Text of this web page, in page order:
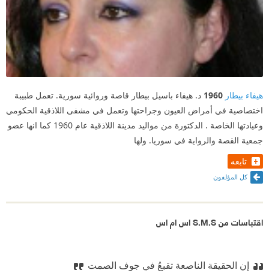
هيفاء بيطار 1960 د. هيفاء باسيل بيطار قاصة وروائية سورية. تعمل طبيبة
اختصاصية في أمراض العيون وجراحتها وتعمل في مشفى اللاذقية الحكومي
وعيادتها الخاصة . الدكتورة من مواليد مدينة اللاذقية عام 1960 كما انها عضو
جمعية القصة والرواية في سوريا. ولها
تابعه
كل المؤلفون
اقتباسات من S.M.S اس ام اس
إن الحقيقة الناصعة تقبعُ في جوف الصمت